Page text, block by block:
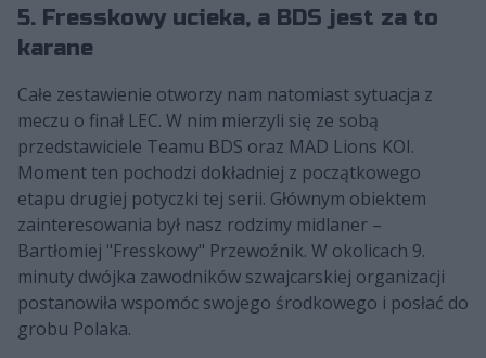
5. Fresskowy ucieka, a BDS jest za to
karane
Całe zestawienie otworzy nam natomiast sytuacja z
meczu o finał LEC. W nim mierzyli się ze sobą
przedstawiciele Teamu BDS oraz MAD Lions KOI.
Moment ten pochodzi dokładniej z początkowego
etapu drugiej potyczki tej serii. Głównym obiektem
zainteresowania był nasz rodzimy midlaner –
Bartłomiej "Fresskowy" Przewoźnik. W okolicach 9.
minuty dwójka zawodników szwajcarskiej organizacji
postanowiła wspomóc swojego środkowego i posłać do
grobu Polaka.